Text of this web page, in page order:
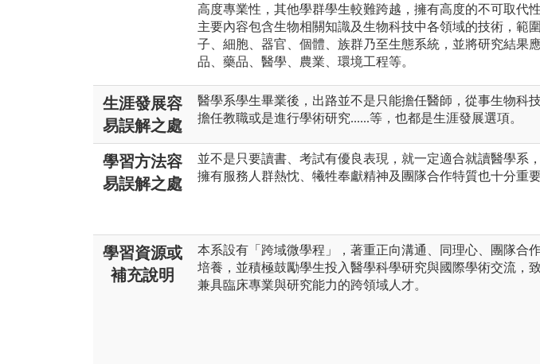
高度專業性，其他學群學生較難跨越，擁有高度的不可取代
主要內容包含生物相關知識及生物科技中各領域的技術，範
子、細胞、器官、個體、族群乃至生態系統，並將研究結果
品、藥品、醫學、農業、環境工程等。
生涯發展容
易誤解之處
醫學系學生畢業後，出路並不是只能擔任醫師，從事生物科技
擔任教職或是進行學術研究......等，也都是生涯發展選項。
學習方法容
易誤解之處
並不是只要讀書、考試有優良表現，就一定適合就讀醫學系
擁有服務人群熱忱、犧牲奉獻精神及團隊合作特質也十分重要
學習資源或
補充說明
本系設有「跨域微學程」，著重正向溝通、同理心、團隊合
培養，並積極鼓勵學生投入醫學科學研究與國際學術交流，
兼具臨床專業與研究能力的跨領域人才。